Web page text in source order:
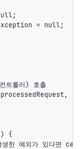
= null;
트롤러) 호출
{
한 예외가 있다면